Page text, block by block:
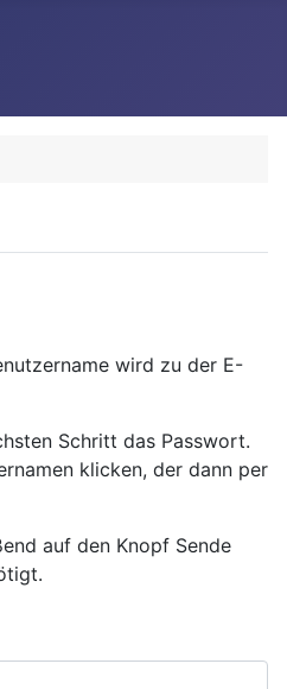
wird zu der E-
Schritt das Passwort.
klicken, der dann per
auf den Knopf Sende